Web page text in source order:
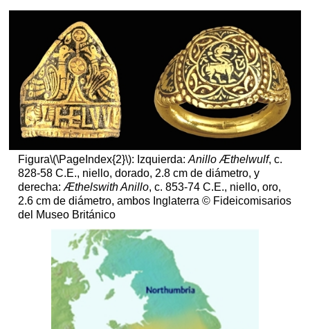
aprendizaje:
Entierro
Buques
Sutton
Hoo
(video)
Imágenes
Smarthistory
para
la
enseñanza
y
el
aprendizaje:
bolso
Tapa
Figura\(\PageIndex{2}\): Izquierda: Anillo Æthelwulf, c.
828-58 C.E., niello, dorado, 2.8 cm de diámetro, y
derecha: Æthelswith Anillo, c. 853-74 C.E., niello, oro,
2.6 cm de diámetro, ambos Inglaterra © Fideicomisarios
del Museo Británico